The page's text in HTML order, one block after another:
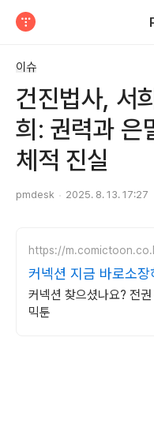
이슈
건진법사, 서
희: 권력과 은
체적 진실
pmdesk 2025. 8. 13. 17:27
https://
커넥션 지금 바로소장
세트
커넥션 찾으셨나요? 전
믹툰